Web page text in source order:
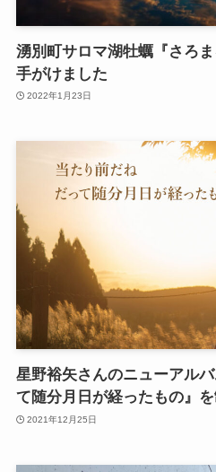
湧別町サロマ湖牡蠣『さろ
手がけました
2022年1月23日
星野裕矢さんのニューアル
て随分月日が経ったもの』
2021年12月25日